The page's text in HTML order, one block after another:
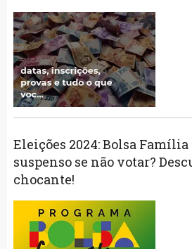
Eleições 2024: Bolsa Família
suspenso se não votar?
chocante!